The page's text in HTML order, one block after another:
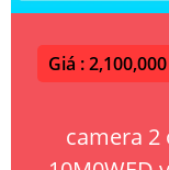
Giá :
camera 2